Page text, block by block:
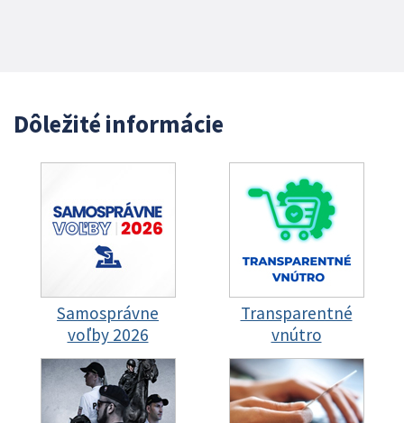
Dôležité informácie
Samosprávne
voľby 2026
Transparentné
vnútro